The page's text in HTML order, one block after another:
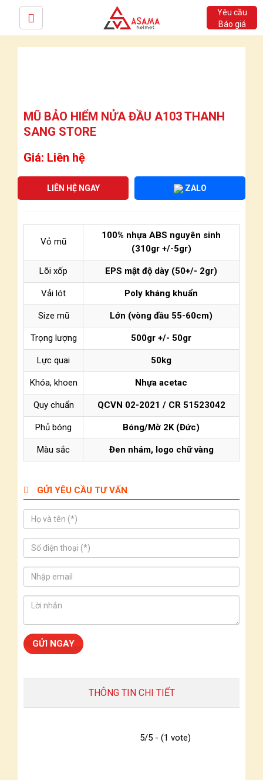
Yêu cầu
Báo giá
MŨ BẢO HIỂM NỬA ĐẦU A103 THANH
SANG STORE
Giá: Liên hệ
LIÊN HỆ NGAY ZALO
Vỏ mũ
100% nhựa ABS nguyên sinh
(310gr +/-5gr)
Lõi xốp EPS mật độ dày (50+/- 2gr)
Vải lót Poly kháng khuẩn
Size mũ Lớn (vòng đầu 55-60cm)
Trọng lượng 500gr +/- 50gr
Lực quai 50kg
Khóa, khoen Nhựa acetac
Quy chuẩn QCVN 02-2021 / CR 51523042
Phủ bóng Bóng/Mờ 2K (Đức)
Màu sắc Đen nhám, logo chữ vàng
GỬI YÊU CẦU TƯ VẤN
THÔNG TIN CHI TIẾT
5/5 - (1 vote)